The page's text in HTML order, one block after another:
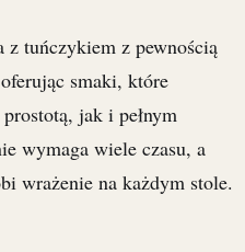
z tuńczykiem z pewnością
smaki, które
jak i pełnym
wymaga wiele czasu, a
wrażenie na każdym stole.